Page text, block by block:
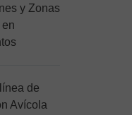
y Zonas
de
Avícola